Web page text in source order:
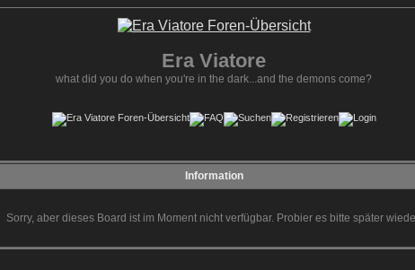
Era Viatore
what did you do when you're in the dark...and the demons come?
Information
Sorry, aber dieses Board ist im Moment nicht verfügbar. Probier es bitte später